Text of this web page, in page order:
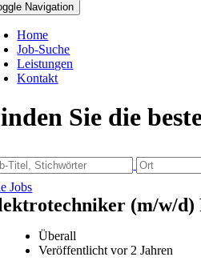
Navigation
Home
Job-Suche
Leistungen
Kontakt
Sie die
Jobs
(m/w/
Überall
Veröffentlicht vor 2 Jahren